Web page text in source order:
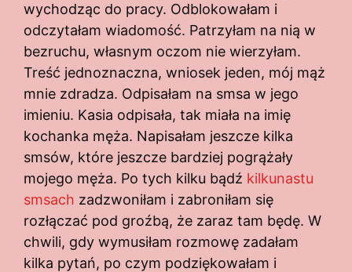
wychodząc do pracy. Odblokowałam i
odczytałam wiadomość. Patrzyłam na nią w
bezruchu, własnym oczom nie wierzyłam.
Treść jednoznaczna, wniosek jeden, mój mąż
mnie zdradza. Odpisałam na smsa w jego
imieniu. Kasia odpisała, tak miała na imię
kochanka męża. Napisałam jeszcze kilka
smsów, które jeszcze bardziej pogrążały
mojego męża. Po tych kilku bądź kilkunastu
smsach zadzwoniłam i zabroniłam się
rozłączać pod groźbą, że zaraz tam będę. W
chwili, gdy wymusiłam rozmowę zadałam
kilka pytań, po czym podziękowałam i